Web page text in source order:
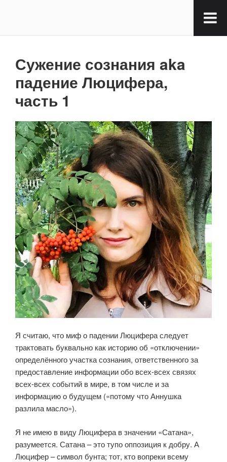
Сужение сознания aka
падение Люцифера,
часть 1
Я считаю, что миф о падении Люцифера следует
трактовать буквально как историю об «отключении»
определённого участка сознания, ответственного за
предоставление информации обо всех-всех связях
всех-всех событий в мире, в том числе и за
информацию о будущем («потому что Аннушка
разлила масло»).
Я не имею в виду Люцифера в значении «Сатана»,
разумеется. Сатана – это тупо оппозиция к добру. А
Люцифер – символ бунта; тот, кто вопреки всему